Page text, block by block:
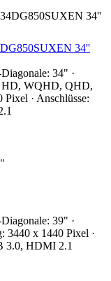
34''
34" ·
HD, WQHD, QHD,
· Anschlüsse:
39" ·
x 1440 Pixel ·
3.0, HDMI 2.1